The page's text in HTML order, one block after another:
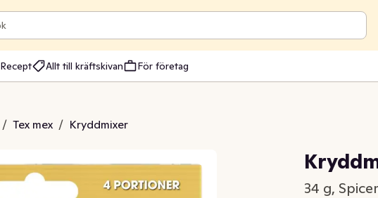
Recept Allt till kräftskivan För företag
/ Tex mex / Kryddmixer
34 g,